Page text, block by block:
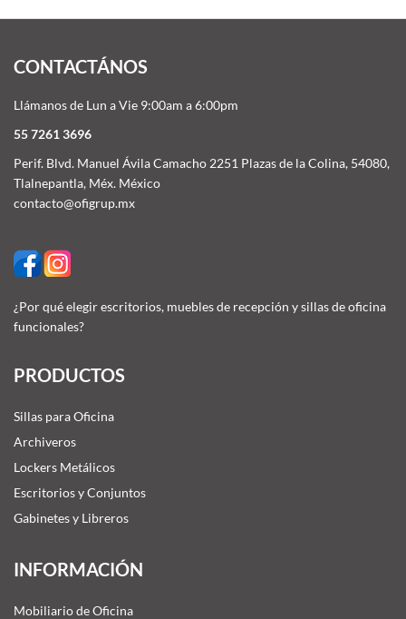
CONTACTÁNOS
Llámanos de Lun a Vie 9:00am a 6:00pm
55 7261 3696
Perif. Blvd. Manuel Ávila Camacho 2251 Plazas de la Colina, 54080,
Tlalnepantla, Méx. México
contacto@ofigrup.mx
¿Por qué elegir escritorios, muebles de recepción y sillas de oficina
funcionales?
PRODUCTOS
Sillas para Oficina
Archiveros
Lockers Metálicos
Escritorios y Conjuntos
Gabinetes y Libreros
INFORMACIÓN
Mobiliario de Oficina